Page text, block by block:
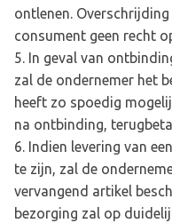
ontlenen.
consument geen recht
In geval van
zal de ondernemer het
heeft zo spoedig
na ontbinding,
Indien levering van
te zijn, zal de
vervangend artikel
bezorging zal op